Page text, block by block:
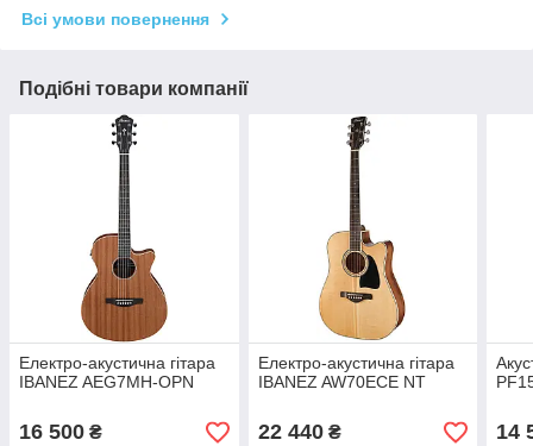
Всі умови повернення
Подібні товари компанії
Електро-акустична гітара
IBANEZ AEG7MH-OPN
16 500 ₴
Електро-акустична гітара
IBANEZ AW70ECE NT
22 440₴ 14